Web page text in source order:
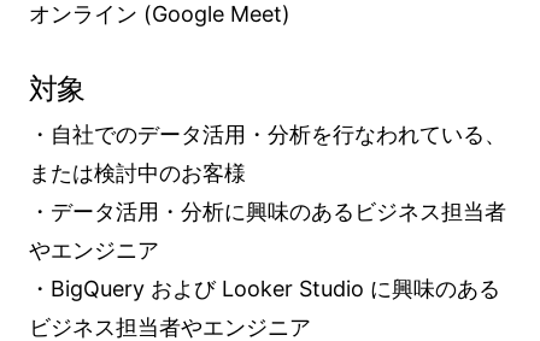
オンライン (Google Meet)
対象
・自社でのデータ活用・分析を行なわれている、
または検討中のお客様
・データ活用・分析に興味のあるビジネス担当者
やエンジニア
・BigQuery および Looker Studio に興味のある
ビジネス担当者やエンジニア